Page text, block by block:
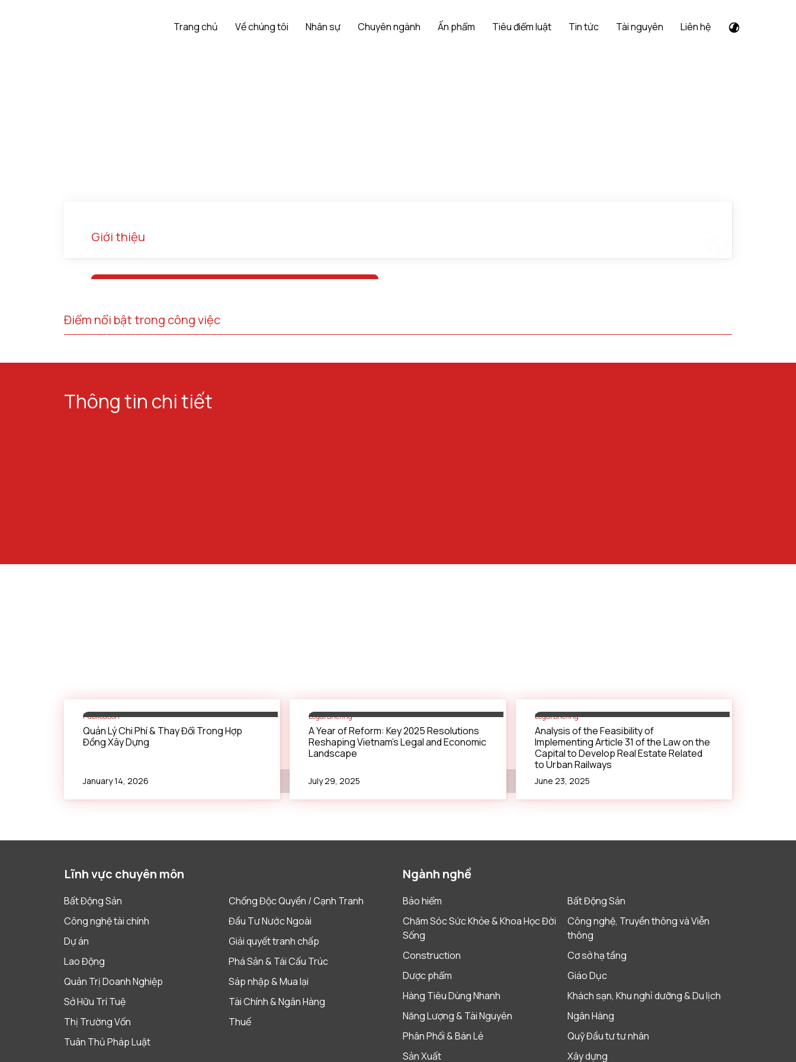
Trang chủ Về chúng tôi Nhân sự Chuyên ngành Ấn phẩm Tiêu điểm luật Tin tức Tài nguyên Liên hệ
Giới thiệu
Điểm nổi bật trong công việc
Thông tin chi tiết
Publication
Quản Lý Chi Phí & Thay Đổi Trong Hợp
Đồng Xây Dựng
January 14, 2026
Legal Briefing
A Year of Reform: Key 2025 Resolutions
Reshaping Vietnam’s Legal and Economic
Landscape
July 29, 2025
Legal Briefing
Analysis of the Feasibility of
Implementing Article 31 of the Law on the
Capital to Develop Real Estate Related
to Urban Railways
June 23, 2025
Nhân sự chủ chốt
Không có mục nào được tìm thấy.
Lĩnh vực chuyên môn
Bất Động Sản
Chống Độc Quyền / Cạnh Tranh
Công nghệ tài chính
Đầu Tư Nước Ngoài
Dự án
Giải quyết tranh chấp
Lao Động
Phá Sản & Tái Cấu Trúc
Quản Trị Doanh Nghiệp
Sáp nhập & Mua lại
Sở Hữu Trí Tuệ
Tài Chính & Ngân Hàng
Thị Trường Vốn
Thuế
Tuân Thủ Pháp Luật
Ngành nghề
Bảo hiểm
Bất Động Sản
Chăm Sóc Sức Khỏe & Khoa Học Đời
Sống
Công nghệ, Truyền thông và Viễn
thông
Construction
Cơ sở hạ tầng
Dược phẩm
Giáo Dục
Hàng Tiêu Dùng Nhanh
Khách sạn, Khu nghỉ dưỡng & Du lịch
Năng Lượng & Tài Nguyên
Ngân Hàng
Phân Phối & Bán Lẻ
Quỹ Đầu tư tư nhân
Sản Xuất
Xây dựng